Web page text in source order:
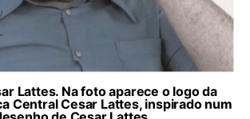
Lattes. Na foto aparece o logo da
Central Cesar Lattes, inspirado num